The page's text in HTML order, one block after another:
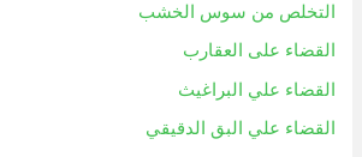
التخلص من سوس الخشب
القضاء على العقارب
القضاء علي البراغيث
القضاء علي البق الدقيقي